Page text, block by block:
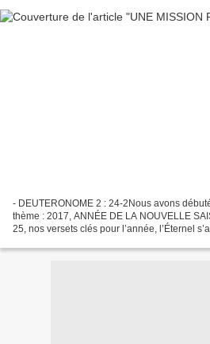
- DEUTERONOME 2 : 24-2Nous avons
thème : 2017, ANNÉE DE LA NOUVELLE
25, nos versets clés pour l’année, l’Éternel